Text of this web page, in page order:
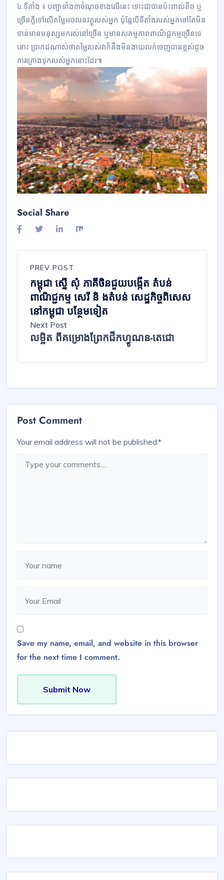
៤.ទីតាំង ៖ បញ្ហាទាំង៣ចំណុចខាងលើនេះ ទោះជាបានប៉ះពាល់តិច ឬ
ច្រើនក្តីទៅលើតម្លៃអចលនវត្ថុរបស់អ្នក ប៉ុន្តែបើទីតាំងរបស់អ្នកនៅតែមិន
ទាន់មានមនុស្សមករស់នៅច្រើន ឬមានសកម្មភាពពាណិជ្ជកម្មច្រើនទេ
នោះ ប្រាកដណាស់ថាតម្លៃរបស់វាក៏នឹងមិនងាយលក់ចេញបានខ្ពស់ដូច
ការគ្រោងទុករបស់អ្នកនោះដែរ៕
Social Share
PREV POST
កម្ពុជា ស្នើ សុំ ភាគីចិនជួយបង្កើត តំបន់
ពាណិជ្ជកម្ម សេរី និ ងតំបន់ សេដ្ឋកិច្ចពិសេស
នៅកម្ពុជា បន្ថែមទៀត
Next Post
លម្អិត ពីគម្រោងព្រែកជីកហ្វូណន-តេជោ
Post Comment
Your email address will not be published.*
Save my name, email, and website in this browser
for the next time I comment.
Submit Now